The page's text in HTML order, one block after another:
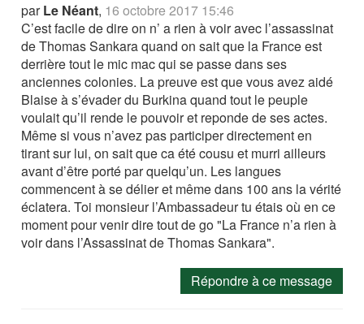
parLe Néant, 16 octobre 2017 15:46
C’est facile de dire on n’ a rien à voir avec l’assassinat
de Thomas Sankara quand on sait que la France est
derrière tout le mic mac qui se passe dans ses
anciennes colonies. La preuve est que vous avez aidé
Blaise à s’évader du Burkina quand tout le peuple
voulait qu’il rende le pouvoir et reponde de ses actes.
Même si vous n’avez pas participer directement en
tirant sur lui, on sait que ca été cousu et murri ailleurs
avant d’être porté par quelqu’un. Les langues
commencent à se délier et même dans 100 ans la vérité
éclatera. Toi monsieur l’Ambassadeur tu étais où en ce
moment pour venir dire tout de go "La France n’a rien à
voir dans l’Assassinat de Thomas Sankara".
Répondre à ce message